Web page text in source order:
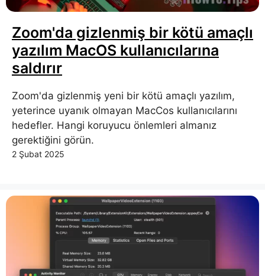
Zoom'da gizlenmiş bir kötü amaçlı
yazılım MacOS kullanıcılarına
saldırır
Zoom'da gizlenmiş yeni bir kötü amaçlı yazılım,
yeterince uyanık olmayan MacCos kullanıcılarını
hedefler. Hangi koruyucu önlemleri almanız
gerektiğini görün.
2 Şubat 2025